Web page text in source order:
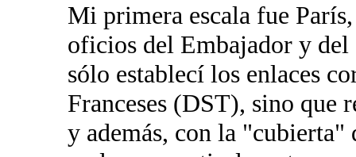
Mi primera escala fue
oficios del Embajador y del
sólo establecí los enlaces
Franceses (DST), sino que
y además, con la "cubierta"